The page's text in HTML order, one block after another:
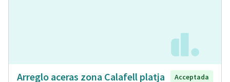
Arreglo aceras zona Calafell platja
Acceptada